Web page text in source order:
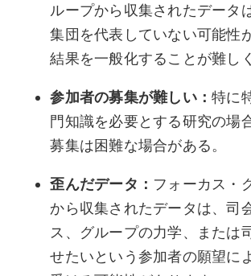
ループから収集されたデータ
集団を代表していない可能性
結果を一般化することが難し
参加者の募集が難しい：特に
門知識を必要とする研究の場
募集は困難な場合がある。
歪んだデータ： フォーカス・
から収集されたデータは、司
ス、グループの力学、または
せたいという参加者の願望に